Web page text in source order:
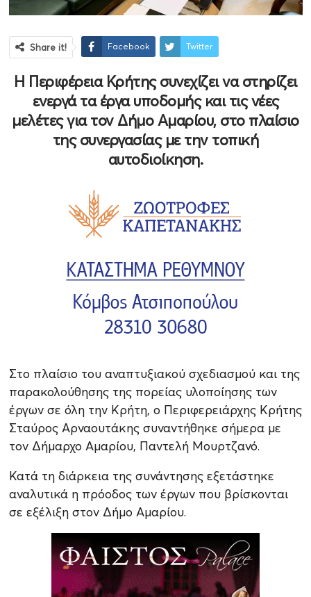
Share it! Facebook Twitter
Η Περιφέρεια Κρήτης συνεχίζει να στηρίζει
ενεργά τα έργα υποδομής και τις νέες
μελέτες για τον Δήμο Αμαρίου, στο πλαίσιο
της συνεργασίας με την τοπική
αυτοδιοίκηση.
Στο πλαίσιο του αναπτυξιακού σχεδιασμού και της
παρακολούθησης της πορείας υλοποίησης των
έργων σε όλη την Κρήτη, ο Περιφερειάρχης Κρήτης
Σταύρος Αρναουτάκης συναντήθηκε σήμερα με
τον Δήμαρχο Αμαρίου, Παντελή Μουρτζανό.
Κατά τη διάρκεια της συνάντησης εξετάστηκε
αναλυτικά η πρόοδος των έργων που βρίσκονται
σε εξέλιξη στον Δήμο Αμαρίου.